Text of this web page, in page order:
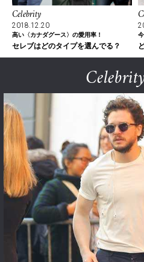
Celebrity
2018.12.20
高い〈カナダグース〉の愛用率！
セレブはどのタイプを選んでる？